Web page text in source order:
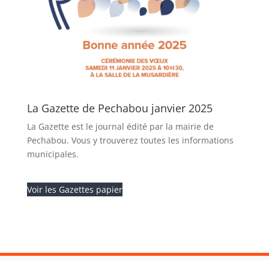
La Gazette de Pechabou janvier 2025
La Gazette est le journal édité par la mairie de
Pechabou. Vous y trouverez toutes les informations
municipales.
Voir les Gazettes papier